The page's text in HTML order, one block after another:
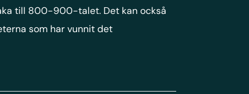
till 800-900-talet. Det kan också
som har vunnit det